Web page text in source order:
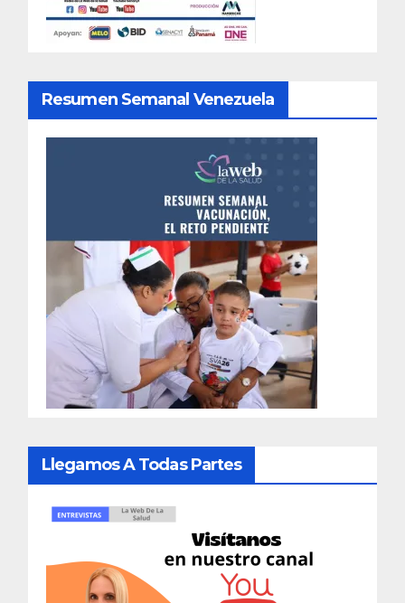
Resumen Semanal Venezuela
Llegamos A Todas Partes